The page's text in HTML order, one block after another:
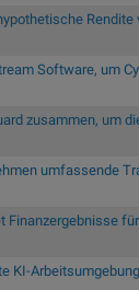
Rendite
Software, um
zusammen, um
umfassende
Finanzergebnisse
KI-